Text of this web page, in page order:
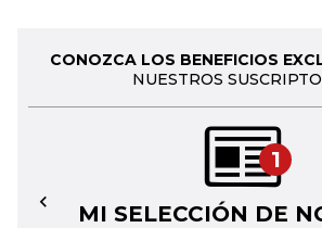
CONOZCA LOS BENEFICIOS
NUESTROS
1
MI SELECCIÓN DE
←